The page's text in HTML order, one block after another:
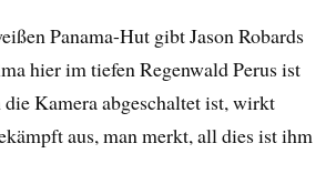
Panama-Hut gibt Jason Robards
hier im tiefen Regenwald Perus ist
Kamera abgeschaltet ist, wirkt
aus, man merkt, all dies ist ihm